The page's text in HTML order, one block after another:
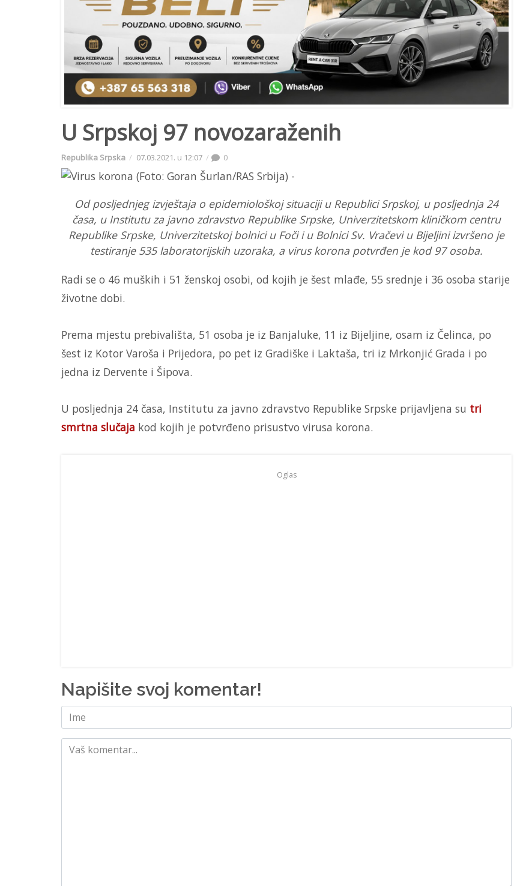
U Srpskoj 97 novozaraženih
Republika Srpska 07.03.2021. u 12:07 0
Od posljednjeg izvještaja o epidemiološkoj situaciji u Republici Srpskoj, u posljednja 24
časa, u Institutu za javno zdravstvo Republike Srpske, Univerzitetskom kliničkom centru
Republike Srpske, Univerzitetskoj bolnici u Foči i u Bolnici Sv. Vračevi u Bijeljini izvršeno je
testiranje 535 laboratorijskih uzoraka, a virus korona potvrđen je kod 97 osoba.
Radi se o 46 muških i 51 ženskoj osobi, od kojih je šest mlađe, 55 srednje i 36 osoba starije
životne dobi.
Prema mjestu prebivališta, 51 osoba je iz Banjaluke, 11 iz Bijeljine, osam iz Čelinca, po
šest iz Kotor Varoša i Prijedora, po pet iz Gradiške i Laktaša, tri iz Mrkonjić Grada i po
jedna iz Dervente i Šipova.
U posljednja 24 časa, Institutu za javno zdravstvo Republike Srpske prijavljena su tri
smrtna slučaja kod kojih je potvrđeno prisustvo virusa korona.
Oglas
Napišite svoj komentar!